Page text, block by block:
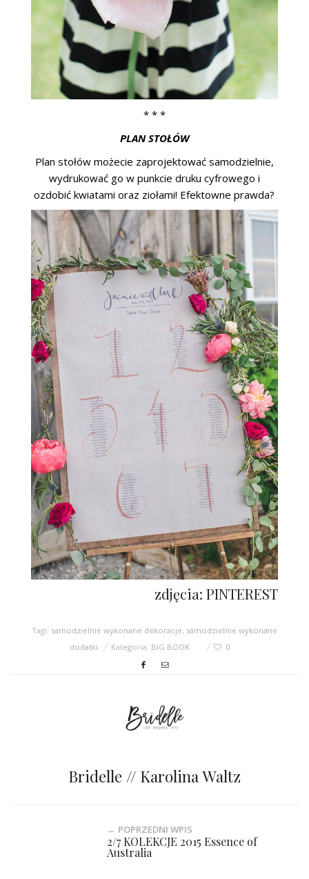
* * *
PLAN STOŁÓW
Plan stołów możecie zaprojektować samodzielnie,
wydrukować go w punkcie druku cyfrowego i
ozdobić kwiatami oraz ziołami! Efektowne prawda?
zdjęcia: PINTEREST
Tagi: samodzielnie wykonane dekoracje, samodzielnie wykonane
dodatki
Kategoria: BIG BOOK 0
Bridelle // Karolina Waltz
← POPRZEDNI WPIS
2/7 KOLEKCJE 2015 Essence of
Australia